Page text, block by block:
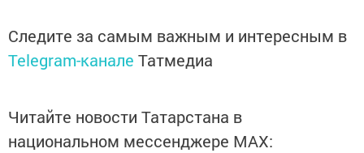
Следите за самым важным и интересным в
Telegram-канале Татмедиа
Читайте новости Татарстана в
национальном мессенджере MАХ: